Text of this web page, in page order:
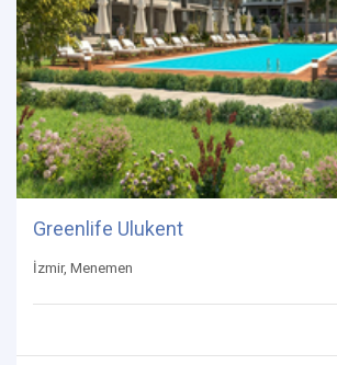
Greenlife Ulukent
İzmir, Menemen